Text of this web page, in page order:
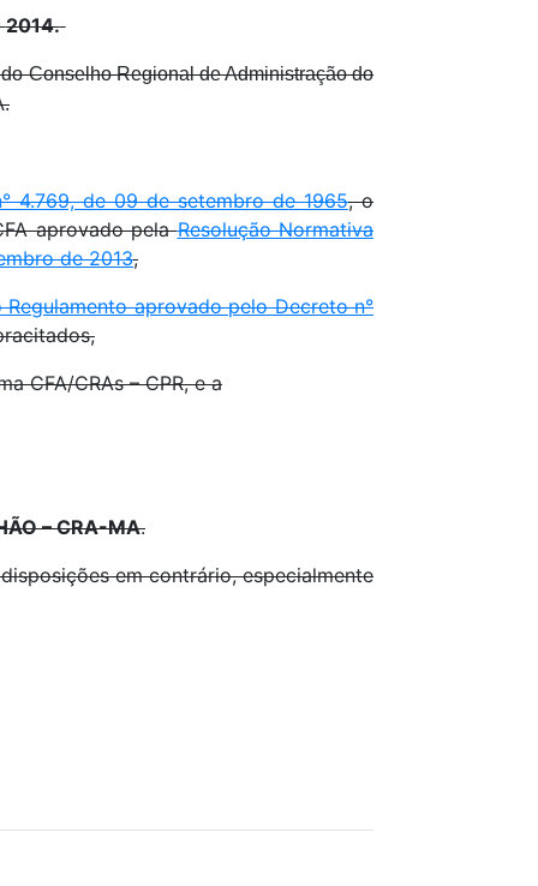
2014.
Conselho Regional de Administração do
4.769, de 09 de setembro de 1965, o
aprovado pelaResolução Normativa
de 2013,
aprovado pelo Decreto n°
CFA/CRAs – CPR, e a
– CRA-MA.
em contrário, especialmente